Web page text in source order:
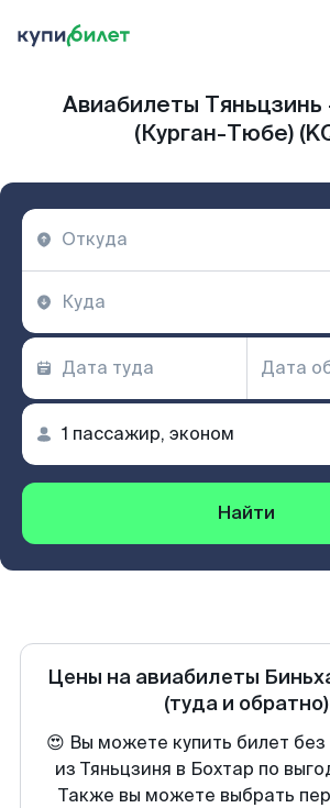
Авиабилеты Тяньцзинь
(Курган-Тюбе)
Найти
Цены на авиабилеты
(туда и обратно)
😍 Вы можете купить билет
из Тяньцзиня в Бохтар по
Также вы можете выбрать